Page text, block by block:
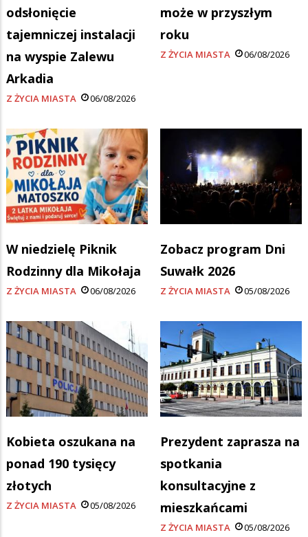
odsłonięcie
tajemniczej instalacji
na wyspie Zalewu
Arkadia
Z ŻYCIA MIASTA 06/08/2026
może w przyszłym
roku
Z ŻYCIA MIASTA 06/08/2026
W niedzielę Piknik
Rodzinny dla Mikołaja
Z ŻYCIA MIASTA 06/08/2026
Zobacz program Dni
Suwałk 2026
Z ŻYCIA MIASTA 05/08/2026
Kobieta oszukana na
ponad 190 tysięcy
złotych
Z ŻYCIA MIASTA 05/08/2026
Prezydent zaprasza na
spotkania
konsultacyjne z
mieszkańcami
Z ŻYCIA MIASTA 05/08/2026